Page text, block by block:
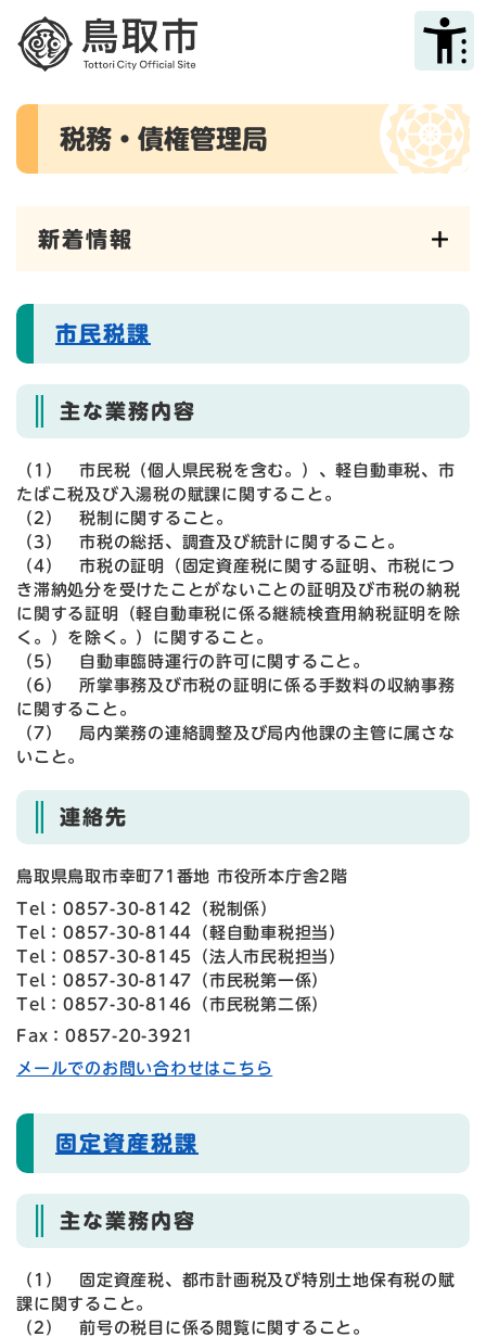
メニューを飛ばして本文へ
本
税務・債権管理局
新着情報
市民税課
主な業務内容
（1） 市民税（個人県民税を含む。）、軽自動車税、市
たばこ税及び入湯税の賦課に関すること。
（2） 税制に関すること。
（3） 市税の総括、調査及び統計に関すること。
（4） 市税の証明（固定資産税に関する証明、市税につ
き滞納処分を受けたことがないことの証明及び市税の納税
に関する証明（軽自動車税に係る継続検査用納税証明を除
く。）を除く。）に関すること。
（5） 自動車臨時運行の許可に関すること。
（6） 所掌事務及び市税の証明に係る手数料の収納事務
に関すること。
（7） 局内業務の連絡調整及び局内他課の主管に属さな
いこと。
連絡先
鳥取県鳥取市幸町71番地 市役所本庁舎2階
Tel：0857-30-8142
（税制係）
Tel：0857-30-8144 （軽自動車税担当 ）
Tel：0857-30-8145
（法人市民税担当 ）
Tel：0857-30-8147 （市民税第一係）
Tel：0857-30-8146 （市民税第二係）
Fax：0857-20-3921
メールでのお問い合わせはこちら
固定資産税課
主な業務内容
（1） 固定資産税、都市計画税及び特別土地保有税の賦
課に関すること。
（2） 前号の税目に係る閲覧に関すること。